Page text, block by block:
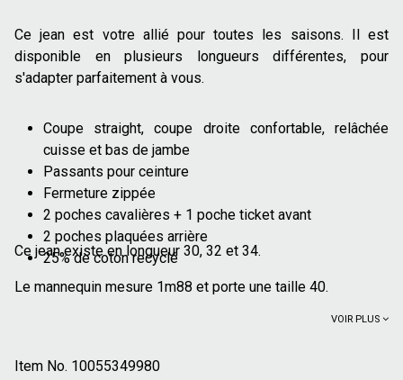
Ce jean est votre allié pour toutes les saisons. Il est
disponible en plusieurs longueurs différentes, pour
s'adapter parfaitement à vous.
Coupe straight, coupe droite confortable, relâchée
cuisse et bas de jambe
Passants pour ceinture
Fermeture zippée
2 poches cavalières + 1 poche ticket avant
2 poches plaquées arrière
25% de coton recyclé
Ce jean existe en longueur 30, 32 et 34.
Le mannequin mesure 1m88 et porte une taille 40.
VOIR PLUS
Item No. 10055349980